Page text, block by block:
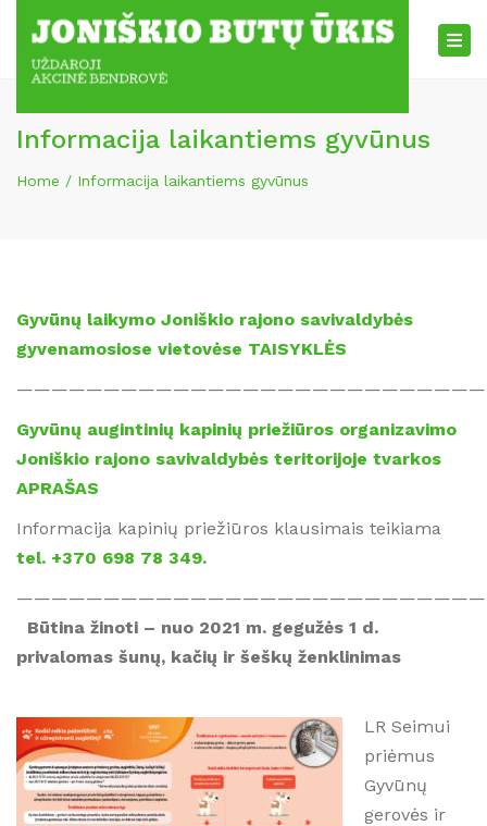
Informacija laikantiems gyvūnus
Home Informacija laikantiems gyvūnus
Gyvūnų laikymo Joniškio rajono savivaldybės
gyvenamosiose vietovėse TAISYKLĖS
Gyvūnų augintinių kapinių priežiūros organizavimo
Joniškio rajono savivaldybės teritorijoje tvarkos
APRAŠAS
Informacija kapinių priežiūros klausimais teikiama
tel. +370 698 78 349.
Būtina žinoti – nuo 2021 m. gegužės 1 d.
privalomas šunų, kačių ir šeškų ženklinimas
LR Seimui
priėmus
Gyvūnų
gerovės ir